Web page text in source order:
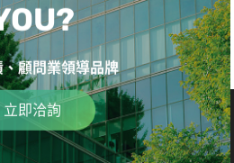
顧問業領導品牌
立即洽詢